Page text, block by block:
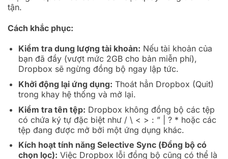
tận.
Cách khắc phục:
Kiểm tra dung lượng tài khoản: Nếu tài khoản của
bạn đã đầy (vượt mức 2GB cho bản miễn phí),
Dropbox sẽ ngừng đồng bộ ngay lập tức.
Khởi động lại ứng dụng: Thoát hẳn Dropbox (Quit)
trong khay hệ thống và mở lại.
Kiểm tra tên tệp: Dropbox không đồng bộ các tệp
có chứa ký tự đặc biệt như / \ < > : ” | ? * hoặc các
tệp đang được mở bởi một ứng dụng khác.
Kích hoạt tính năng Selective Sync (Đồng bộ có
chọn lọc): Việc Dropbox lỗi đồng bộ cũng có thể là